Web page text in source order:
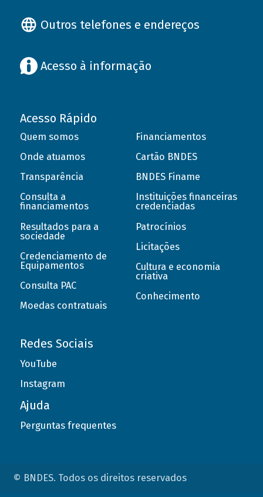
Outros telefones e endereços
Acesso à informação
Acesso Rápido
Quem somos
Onde atuamos
Transparência
Consulta a
financiamentos
Resultados para a
sociedade
Credenciamento de
Equipamentos
Consulta PAC
Moedas contratuais
Financiamentos
Cartão BNDES
BNDES Finame
Instituições financeiras
credenciadas
Patrocínios
Licitações
Cultura e economia
criativa
Conhecimento
Redes Sociais
YouTube
Instagram
Ajuda
Perguntas frequentes
© BNDES. Todos os direitos reservados